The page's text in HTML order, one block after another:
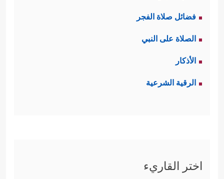
فضائل صلاة الفجر
الصلاة على النبي
الأذكار
الرقية الشرعية
اختر القاريء